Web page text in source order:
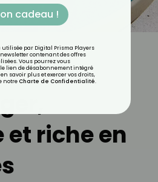
riche en
cadeau !
utilisée par Digital Prisma Players
contenant des offres
Vous pourrez vous
lien de désabonnement intégré
savoir plus et exercer vos droits,
notre Charte de Confidentialité.